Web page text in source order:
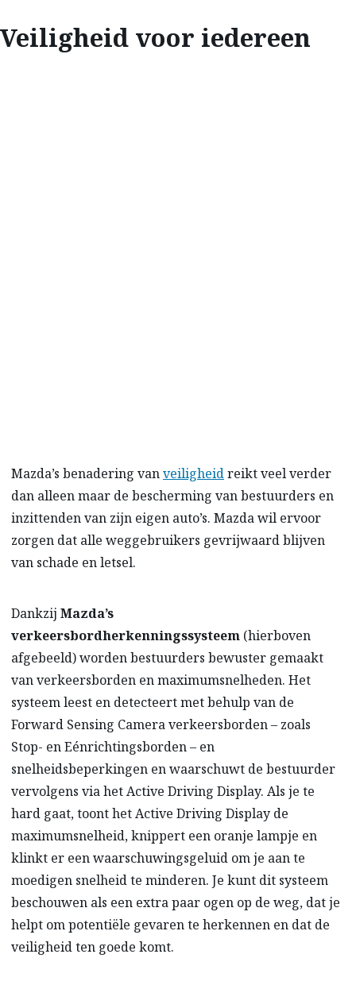
Veiligheid voor iedereen
Mazda’s benadering vanveiligheidreikt veel verder
dan alleen maar de bescherming van bestuurders en
inzittenden van zijn eigen auto’s. Mazda wil ervoor
zorgen dat alle weggebruikers gevrijwaard blijven
van schade en letsel.
Dankzij Mazda’s
verkeersbordherkenningssysteem (hierboven
afgebeeld) worden bestuurders bewuster gemaakt
van verkeersborden en maximumsnelheden. Het
systeem leest en detecteert met behulp van de
Forward Sensing Camera verkeersborden – zoals
Stop- en Eénrichtingsborden – en
snelheidsbeperkingen en waarschuwt de bestuurder
vervolgens via het Active Driving Display. Als je te
hard gaat, toont het Active Driving Display de
maximumsnelheid, knippert een oranje lampje en
klinkt er een waarschuwingsgeluid om je aan te
moedigen snelheid te minderen. Je kunt dit systeem
beschouwen als een extra paar ogen op de weg, dat je
helpt om potentiële gevaren te herkennen en dat de
veiligheid ten goede komt.